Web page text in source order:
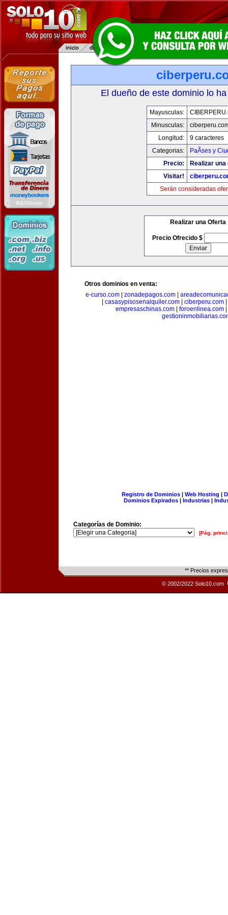
El dueño de este dominio lo
Mayusculas:
Minusculas:
Longitud:
9 caracteres
Categorias:
PaÃ­ses y
Precio:
Realizar
Visitar!
Serán consideradas
Realizar una Oferta
Precio Ofrecido $
Otros dominios en venta:
e-curso.com| zonadepagos.com|
casasypisosenalquiler.com ciberperu.com
empresaschinas.com| foroenlinea.com|
Registro de Dominios| Web Hosting |
Dominios Expirados | Industrias |
Categorías de Dominio:
[Pág.
** Precios
© 2002/2022 Solo10.com